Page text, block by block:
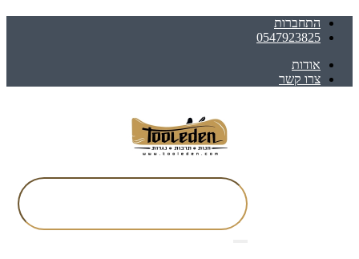
התחברות
0547923825
אודות
צרו קשר